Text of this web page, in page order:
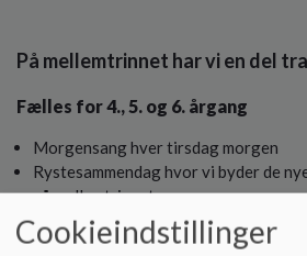
På mellemtrinnet har vi en del
Fælles for 4., 5. og 6. årgang
Morgensang hver tirsdag morgen
Rystesammendag hvor vi byder de
på mellemtrinnet
FN’s Store Læsedag 8. september
Motionsdag fredag før efterårsferien
Cookieindstillinger